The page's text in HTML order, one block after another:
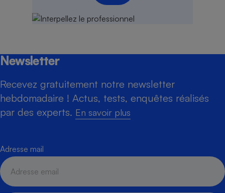
Newsletter
Recevez gratuitement notre newsletter
hebdomadaire ! Actus, tests, enquêtes réalisés
par des experts. En savoir plus
Adresse mail